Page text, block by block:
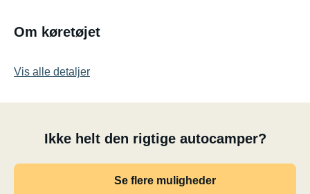
Om køretøjet
Vis alle detaljer
Ikke helt den rigtige autocamper?
Se flere muligheder